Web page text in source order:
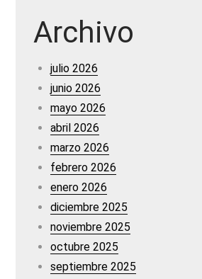
Archivo
julio 2026
junio 2026
mayo 2026
abril 2026
marzo 2026
febrero 2026
enero 2026
diciembre 2025
noviembre 2025
octubre 2025
septiembre 2025